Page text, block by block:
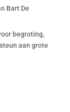
Bart De
begroting,
aan grote